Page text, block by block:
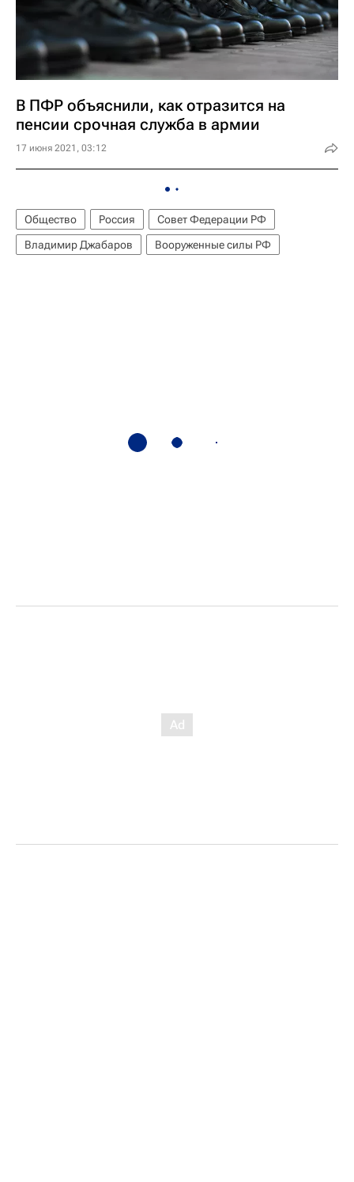
В ПФР объяснили, как отразится на
пенсии срочная служба в армии
17 июня 2021, 03:12
Общество Россия
Совет Федерации РФ
Владимир Джабаров
Вооруженные силы РФ